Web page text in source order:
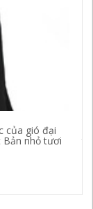
của gió đại
Bản nhỏ tươi